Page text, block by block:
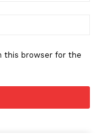
this browser for the